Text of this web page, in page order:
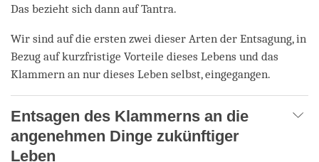
Das bezieht sich dann auf Tantra.
Wir sind auf die ersten zwei dieser Arten der Entsagung, in
Bezug auf kurzfristige Vorteile dieses Lebens und das
Klammern an nur dieses Leben selbst, eingegangen.
Entsagen des Klammerns an die
angenehmen Dinge zukünftiger
Leben